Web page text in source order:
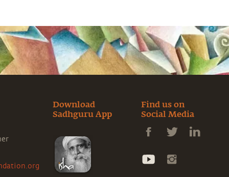
Download
Sadhguru App
Find us on
Social Media